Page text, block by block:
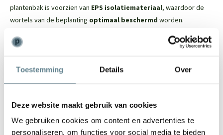
Toestemming Details Over
Deze website maakt gebruik van cookies
We gebruiken cookies om content en advertenties te
personaliseren, om functies voor social media te bieden
plantenbak is voorzien van EPS isolatiemateriaal, waardoor de
wortels van de beplanting optimaal beschermd worden.
De Polyester plantenbak in het kort
Dit tijdloze model past in iedere tuin
Vorstbestendig; je kan de plantenbak in de winter buiten laten
De binnenkant van de plantenbak is voorzien van EPS
isolatiemateriaal. Dit beschermt de wortels van de beplanting
Door het materiaal is het een lichtgewicht plantenbak